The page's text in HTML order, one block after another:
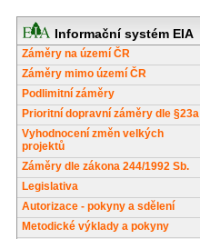
Informační systém EIA
Záměry na území ČR
Záměry mimo území ČR
Podlimitní záměry
Prioritní dopravní záměry dle §23a
Vyhodnocení změn velkých
projektů
Záměry dle zákona 244/1992 Sb.
Legislativa
Autorizace - pokyny a sdělení
Metodické výklady a pokyny